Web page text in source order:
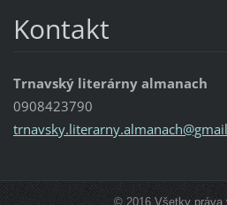
Kontakt
Trnavský literárny almanach
0908423790
trnavsky.literarny.almanach@gmai
© 2016 Všetky práva